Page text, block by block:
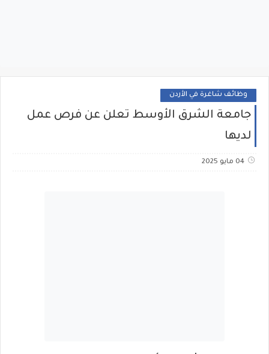
وظائف شاغرة في الأردن
جامعة الشرق الأوسط تعلن عن فرص عمل
لديها
04 مايو 2025